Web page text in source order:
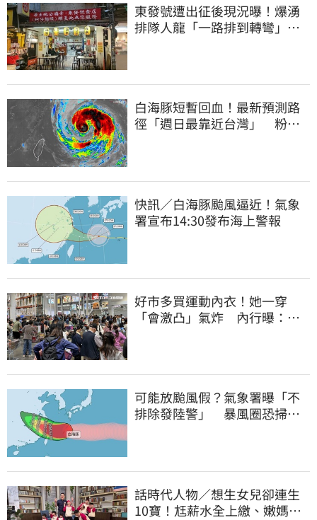
東發號遭出征後現況曝！爆湧
排隊人龍「一路排到轉彎」
白海豚短暫回血！最新預測路
徑「週日最靠近台灣」 粉
快訊／白海豚颱風逼近！氣象
署宣布14:30發布海上警報
好市多買運動內衣！她一穿
「會激凸」氣炸 內行曝：其
可能放颱風假？氣象署曝「不
排除發陸警」 暴風圈恐掃過2
話時代人物／想生女兒卻連生
10寶！尪薪水全上繳、嫩媽吐